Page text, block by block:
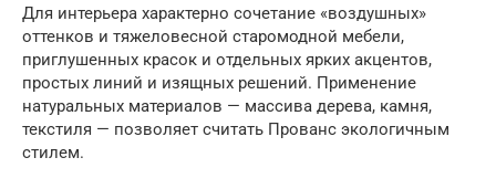
Для интерьера характерно сочетание «воздушных»
оттенков и тяжеловесной старомодной мебели,
приглушенных красок и отдельных ярких акцентов,
простых линий и изящных решений. Применение
натуральных материалов — массива дерева, камня,
текстиля — позволяет считать Прованс экологичным
стилем.